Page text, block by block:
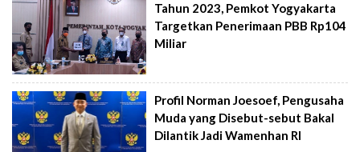
Tahun 2023, Pemkot Yogyakarta
Targetkan Penerimaan PBB Rp104
Miliar
Profil Norman Joesoef, Pengusaha
Muda yang Disebut-sebut Bakal
Dilantik Jadi Wamenhan RI